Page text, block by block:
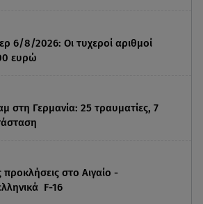
6/8/2026: Οι τυχεροί αριθμοί
ευρώ
στη Γερμανία: 25 τραυματίες, 7
προκλήσεις στο Αιγαίο -
F-16